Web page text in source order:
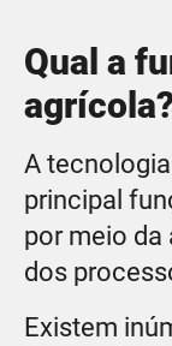
Qual a
A
principal
por meio
dos
Existem